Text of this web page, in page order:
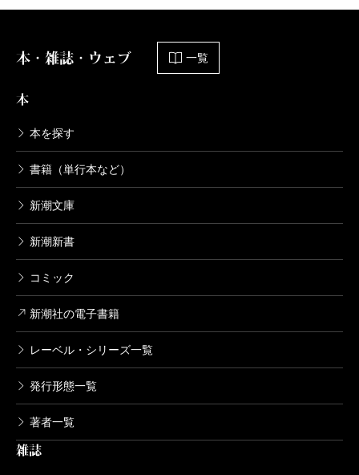
本・雑誌・ウェブ 一覧
本
本を探す
書籍（単行本など）
新潮文庫
新潮新書
コミック
新潮社の電子書籍
レーベル・シリーズ一覧
発行形態一覧
著者一覧
雑誌